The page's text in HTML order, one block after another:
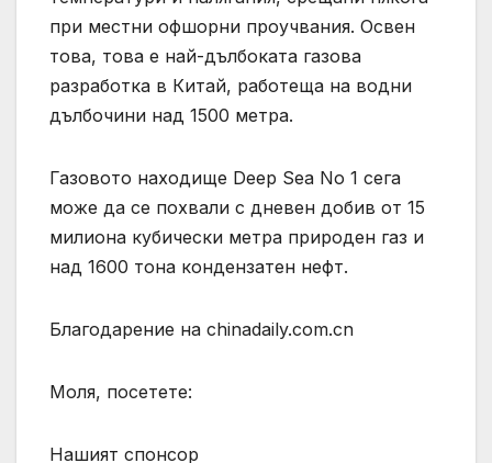
при местни офшорни проучвания. Освен
това, това е най-дълбоката газова
разработка в Китай, работеща на водни
дълбочини над 1500 метра.
Газовото находище Deep Sea No 1 сега
може да се похвали с дневен добив от 15
милиона кубически метра природен газ и
над 1600 тона кондензатен нефт.
Благодарение на chinadaily.com.cn
Моля, посетете:
Нашият спонсор